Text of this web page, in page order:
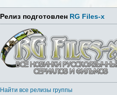
Релиз подготовлен RG Files-x
Найти все релизы группы